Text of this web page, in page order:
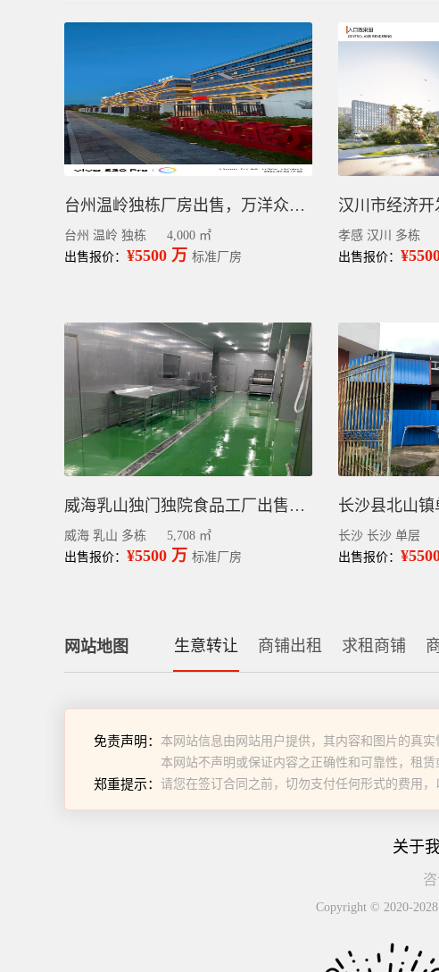
台州温岭独栋厂房出售，万洋众创城工业园区招商，4000平
台州 温岭 独栋
4,000 ㎡
出售报价： ¥5500 万 标准厂房
孝感 汉川 多栋
出售报价：
威海乳山独门独院食品工厂出售，农产品、泡菜 水产品加工及仓储
威海 乳山 多栋
5,708 ㎡
出售报价： ¥5500 万 标准厂房
长沙 长沙 单层
出售报价：
网站地图 生意转让 商铺出租 求租商铺
免责声明： 本网站信息由网站用户提供，其内容和图片的真
本网站不声明或保证内容之正确性和可靠性，租赁
郑重提示： 请您在签订合同之前，切勿支付任何形式的费用，
关于我
Copyright © 2020-